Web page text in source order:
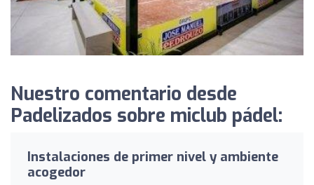
Nuestro comentario desde
Padelizados sobre miclub pádel:
Instalaciones de primer nivel y ambiente
acogedor